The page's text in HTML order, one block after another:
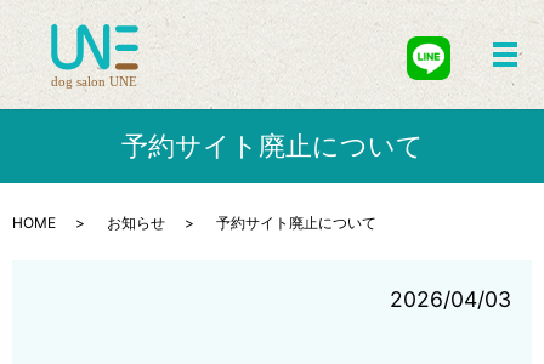
メ
予約サイト廃止について
HOME お知らせ 予約サイト廃止について
2026/04/03